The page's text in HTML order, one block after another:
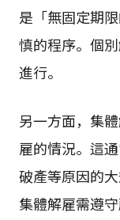
是「無固定期
慎的程序。個
進行。
另一方面，集
雇的情況。這
破產等原因的
集體解雇需遵